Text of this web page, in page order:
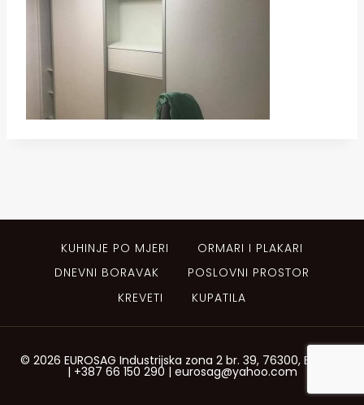
KUHINJE PO MJERI
ORMARI I PLAKARI
DNEVNI BORAVAK
POSLOVNI PROSTOR
KREVETI
KUPATILA
© 2026 EUROSAG Industrijska zona 2 br. 39, 76300, Bijeljina
| +387 66 150 290 | eurosag@yahoo.com